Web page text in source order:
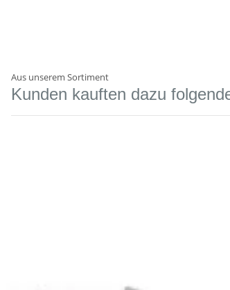
Aus unserem Sortiment
Kunden kauften dazu